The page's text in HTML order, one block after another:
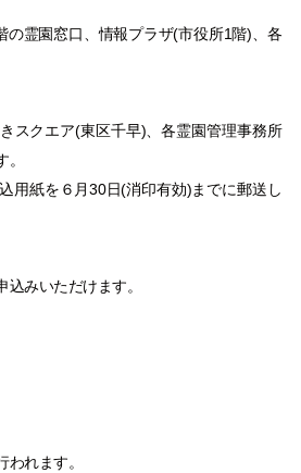
の霊園窓口、情報プラザ(市役所1階)、各
スクエア(東区千早)、各霊園管理事務所
用紙を６月30日(消印有効)までに郵送し
みいただけます。
れます。